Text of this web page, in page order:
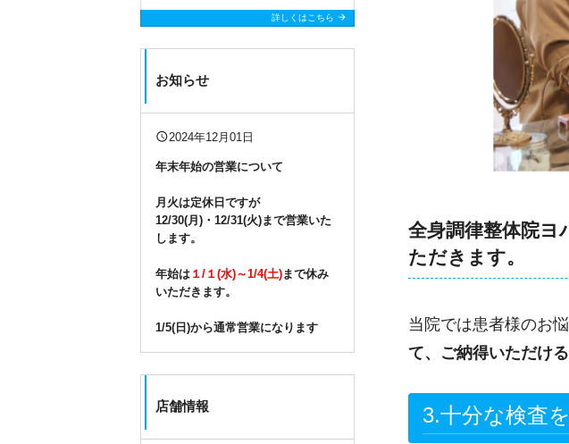
全身調律整体院ヨ
ただきます。
当院では患者様のお
て、ご納得いただけ
3.十分な検査
詳しくはこちら arrow_forward
お知らせ
query_builder2024年12月01日
年末年始の営業について
月火は定休日ですが
12/30(月)・12/31(火)まで営業いた
します。
年始は １/１(水)～1/4(土)まで休み
いただきます。
1/5(日)から通常営業になります
店舗情報